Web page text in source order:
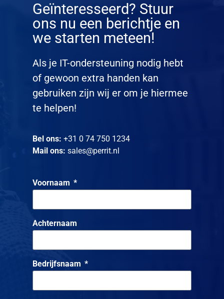
Geïnteresseerd? Stuur
ons nu een berichtje en
we starten meteen!
Als je IT-ondersteuning nodig hebt
of gewoon extra handen kan
gebruiken zijn wij er om je hiermee
te helpen!
Bel ons: +31 0 74 750 1234
Mail ons: sales@perrit.nl
Voornaam
Achternaam
Bedrijfsnaam